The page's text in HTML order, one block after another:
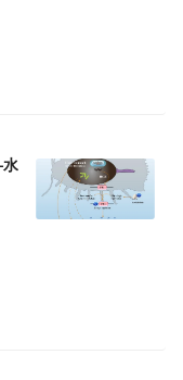
平转移基因ND1重塑代